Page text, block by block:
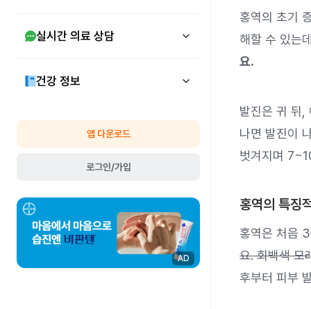
실시간 의료 상담
건강 정보
앱 다운로드
로그인/가입
AD
홍역의 초기
해할 수 있는
요.
발진은 귀 뒤,
나면 발진이
벗겨지며
홍역의 특징
홍역은 처음 3
요. 회백색 모
후부터 피부